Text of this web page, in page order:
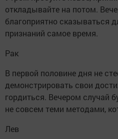
откладывайте на потом.
благоприятно сказываться
признаний самое время.
Рак
В первой половине дня не
демонстрировать свои
гордиться. Вечером случай
не совсем теми методами,
Лев